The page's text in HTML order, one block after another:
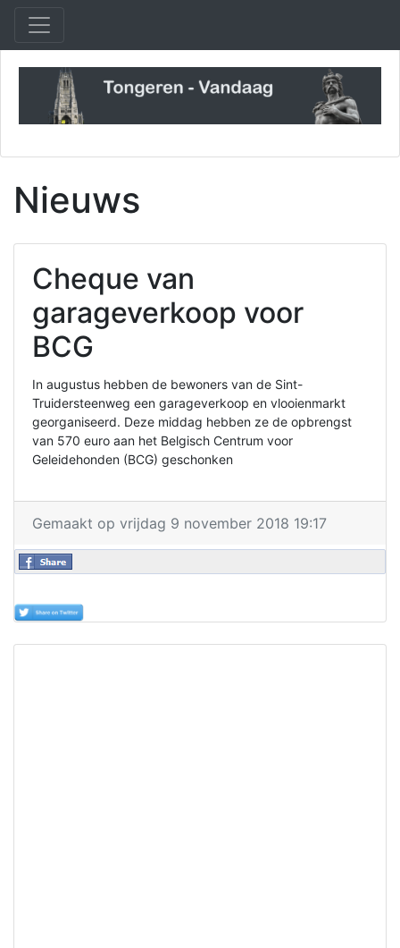
Nieuws
Cheque van
garageverkoop voor
BCG
In augustus hebben de bewoners van de Sint-
Truidersteenweg een garageverkoop en vlooienmarkt
georganiseerd. Deze middag hebben ze de opbrengst
van 570 euro aan het Belgisch Centrum voor
Geleidehonden (BCG) geschonken
Gemaakt op vrijdag 9 november 2018 19:17